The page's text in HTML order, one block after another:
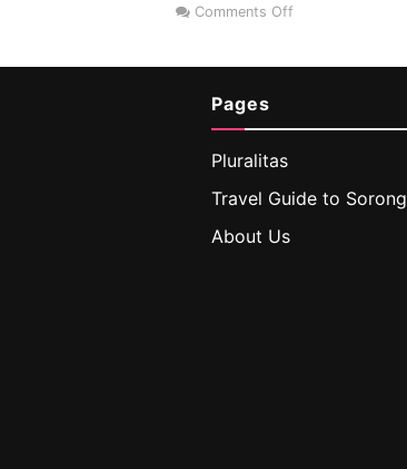
Comments Off
Pages
Pluralitas
Travel Guide to Sorong
About Us